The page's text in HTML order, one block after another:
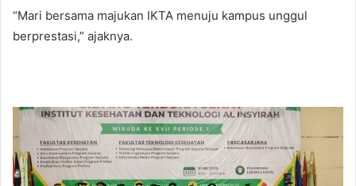
“Mari bersama majukan IKTA menuju kampus unggul
berprestasi,” ajaknya.